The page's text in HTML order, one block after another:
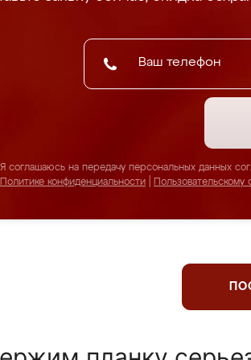
Я соглашаюсь на передачу персональных данных
Политике конфиденциальности